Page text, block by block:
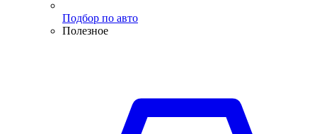
Подбор по авто
Полезное